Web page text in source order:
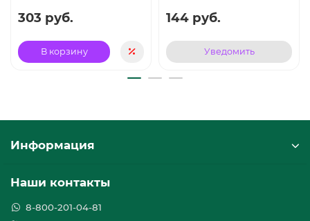
303 руб.
В корзину
144 руб.
Уведомить
Информация
Наши контакты
8-800-201-04-81